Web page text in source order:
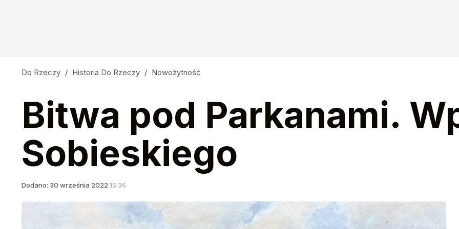
Do Rzeczy / Historia Do Rzeczy / Nowożytność
Bitwa pod Parkanami.
Sobieskiego
Dodano: 30 września 2022 15:36